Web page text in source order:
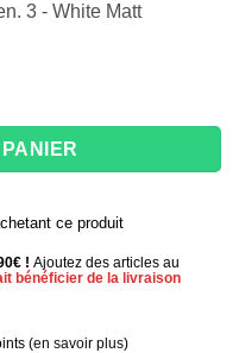
3 - White Matt
Gen. 3
ce produit
! Ajoutez des articles au
bénéficier de la livraison
(en savoir plus)